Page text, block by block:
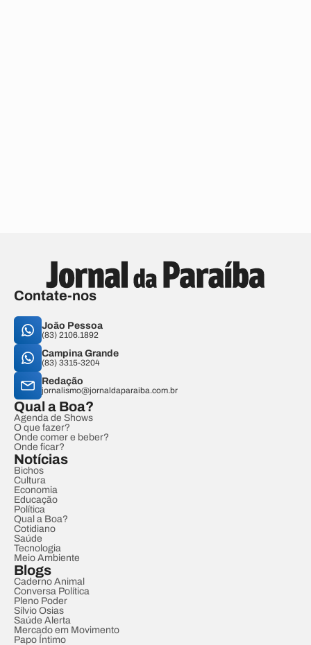
Contate-nos
João Pessoa
(83) 2106.1892
Campina Grande
(83) 3315-3204
Redação
jornalismo@jornaldaparaiba.com.br
Qual a Boa?
Agenda de Shows
O que fazer?
Onde comer e beber?
Onde ficar?
Notícias
Bichos
Cultura
Economia
Educação
Política
Qual a Boa?
Cotidiano
Saúde
Tecnologia
Meio Ambiente
Blogs
Caderno Animal
Conversa Política
Pleno Poder
Sílvio Osias
Saúde Alerta
Mercado em Movimento
Papo Íntimo